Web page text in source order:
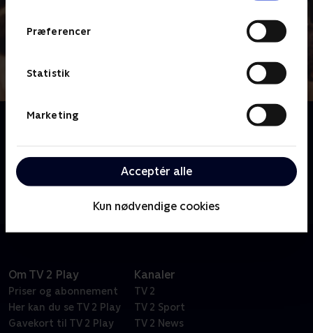
Præferencer
Statistik
Marketing
Acceptér alle
Kun nødvendige cookies
Om Lust
sex er godt for helbredet, stiller Anette og hendes tre
livslange venner spørgsmålstegn ved, hvordan de
bedre kan navigere deres sexliv omkring karriere,
børn, partnere og livets realiteter
Om TV 2 Play
Priser og abonnement
Her kan du se TV 2 Play
Gavekort til TV 2 Play
Kanaler
TV 2
TV 2 Sport
TV 2 News